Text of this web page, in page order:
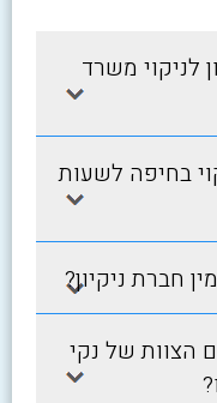
לניקוי משרד
בחיפה לשעות
חברת ניקיון?
הצוות של נקי